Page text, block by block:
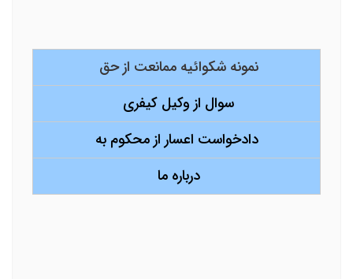
نمونه شکوائیه ممانعت از حق
سوال از وکیل کیفری
دادخواست اعسار از محکوم به
درباره ما